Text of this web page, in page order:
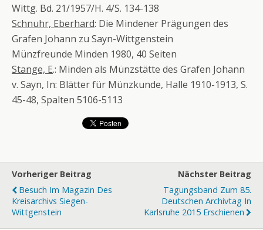
Wittg. Bd. 21/1957/H. 4/S. 134-138
Schnuhr, Eberhard: Die Mindener Prägungen des
Grafen Johann zu Sayn-Wittgenstein
Münzfreunde Minden 1980, 40 Seiten
Stange, E.: Minden als Münzstätte des Grafen Johann
v. Sayn, In: Blätter für Münzkunde, Halle 1910-1913, S.
45-48, Spalten 5106-5113
Vorheriger Beitrag
Besuch Im Magazin Des
Kreisarchivs Siegen-
Wittgenstein
Nächster Beitrag
Tagungsband Zum 85.
Deutschen Archivtag In
Karlsruhe 2015 Erschienen